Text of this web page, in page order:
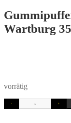
Wartburg
vorrätig
- +